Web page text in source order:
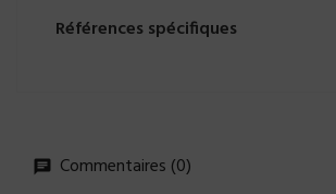
Références spécifiques
Commentaires (0)